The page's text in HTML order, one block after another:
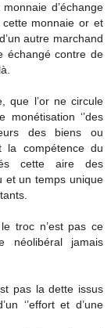
d’échange
monnaie or et
autre marchand
échangé contre de
que l’or ne circule
‘’des
des biens ou
la compétence du
cette aire des
et un temps unique
troc n’est pas ce
jamais
pas la dette issus
‘’effort et d’une